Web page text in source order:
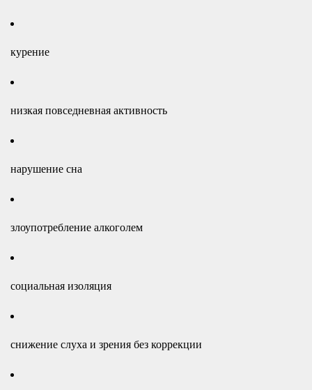
курение
низкая повседневная активность
нарушение сна
злоупотребление алкоголем
социальная изоляция
снижение слуха и зрения без коррекции